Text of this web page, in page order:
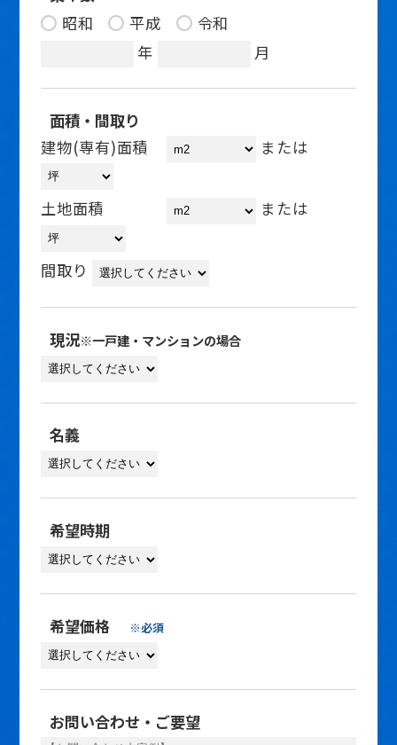
昭和
平成
令和
年
月
面積・間取り
建物(専有)面積
または
土地面積 または
間取り
現況※一戸建・マンションの場合
名義
希望時期
希望価格 ※必須
お問い合わせ・ご要望